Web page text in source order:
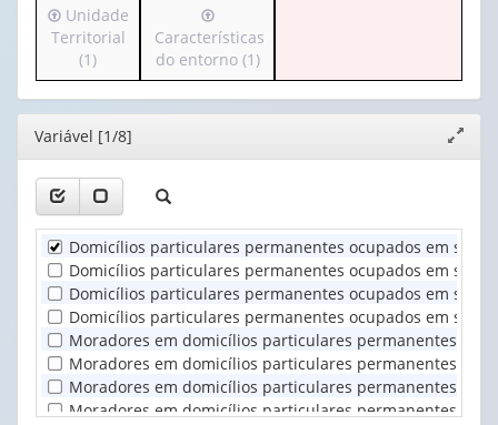
canalização
valor):
Irá
para
cabeçalho
(possui
apenas
1
Unidade
Territorial
(1)
Unidade
Territorial
(1)
Irá
para
o
cabeçalho
(possui
do
entorno
(1)
Características
do entorno (1)
Editor
janela
Variável [1/8]
Domicílios particulares permanentes ocupados em
Domicílios particulares permanentes ocupados em
Domicílios particulares permanentes ocupados em
Domicílios particulares permanentes ocupados em
Moradores em domicílios particulares permanentes
Moradores em domicílios particulares permanentes
Moradores em domicílios particulares permanentes
Moradores em domicílios particulares permanentes